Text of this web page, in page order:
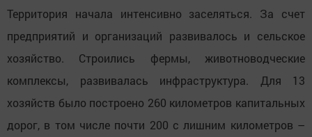
Территория начала интенсивно заселяться. За счет
предприятий и организаций развивалось и сельское
хозяйство. Строились фермы, животноводческие
комплексы, развивалась инфраструктура. Для 13
хозяйств было построено 260 километров капитальных
дорог, в том числе почти 200 с лишним километров –